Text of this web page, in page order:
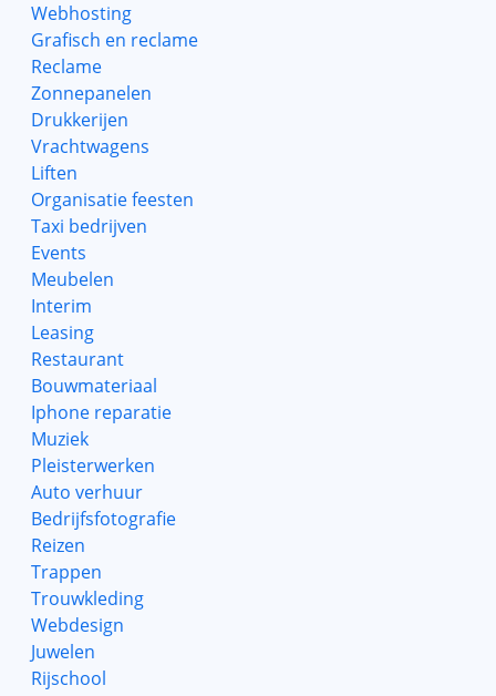
Webhosting
Grafisch en reclame
Reclame
Zonnepanelen
Drukkerijen
Vrachtwagens
Liften
Organisatie feesten
Taxi bedrijven
Events
Meubelen
Interim
Leasing
Restaurant
Bouwmateriaal
Iphone reparatie
Muziek
Pleisterwerken
Auto verhuur
Bedrijfsfotografie
Reizen
Trappen
Trouwkleding
Webdesign
Juwelen
Rijschool